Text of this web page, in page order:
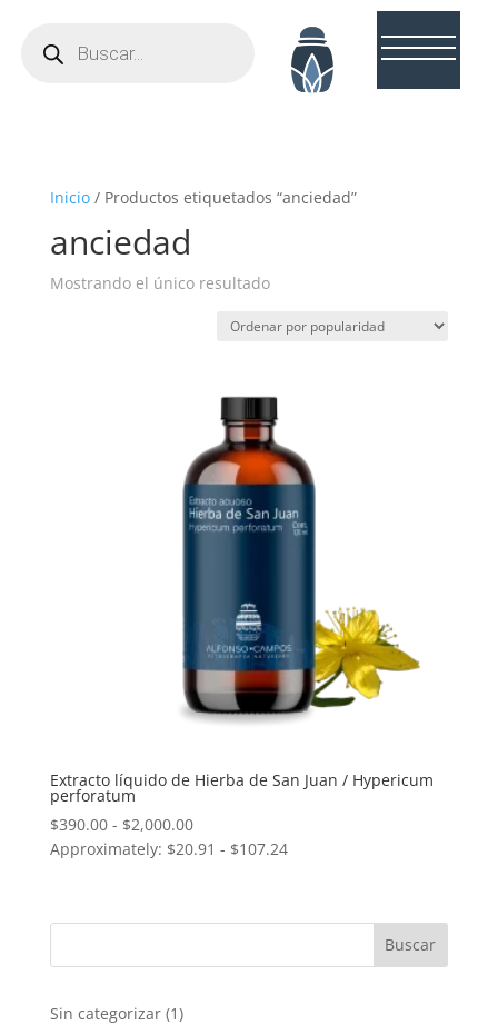
productos
Inicio/ Productos etiquetados “anciedad”
anciedad
Mostrando el único resultado
Extracto líquido de Hierba de San Juan / Hypericum
perforatum
$390.00 - $2,000.00Rango
de
$390.00
Approximately: $20.91 - $107.24
Sin categorizar 11